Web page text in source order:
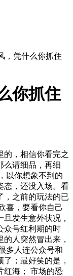
，凭什么你抓住
你抓住
的，相信你看完之
么请细品，再细
以你想象不到的
态，还没入场。看
，之前的玩法的已
喜，要看你自己
发生意外状况，
众号红利期的时
人突然冒出来，
多人连公众号和
；最好笑的是，
红海； 市场的恐